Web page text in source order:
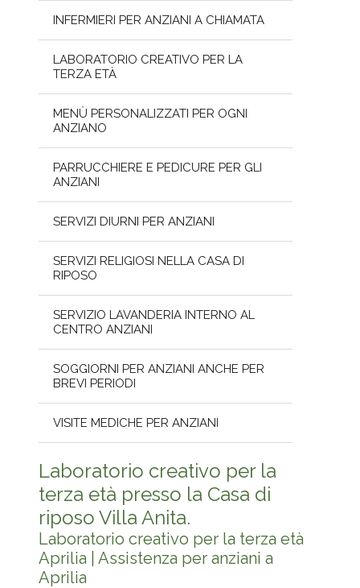
INFERMIERI PER ANZIANI A CHIAMATA
LABORATORIO CREATIVO PER LA
TERZA ETÀ
MENÙ PERSONALIZZATI PER OGNI
ANZIANO
PARRUCCHIERE E PEDICURE PER GLI
ANZIANI
SERVIZI DIURNI PER ANZIANI
SERVIZI RELIGIOSI NELLA CASA DI
RIPOSO
SERVIZIO LAVANDERIA INTERNO AL
CENTRO ANZIANI
SOGGIORNI PER ANZIANI ANCHE PER
BREVI PERIODI
VISITE MEDICHE PER ANZIANI
Laboratorio creativo per la
terza età presso la Casa di
riposo Villa Anita.
Laboratorio creativo per la terza età
Aprilia | Assistenza per anziani a
Aprilia